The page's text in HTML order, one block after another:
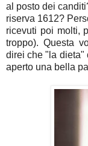
al posto dei
riserva 1612?
ricevuti poi molti,
troppo). Questa
direi che "la dieta"
aperto una bella